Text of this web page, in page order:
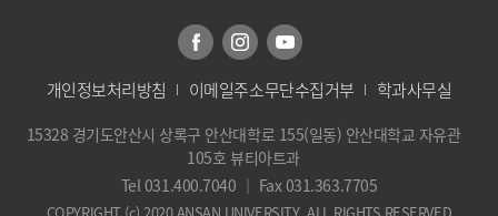
개인정보처리방침 이메일주소무단수집거부 학과사무실
15328 경기도안산시 상록구 안산대학로 155(일동) 안산대학교 자유관
105호 뷰티아트과
Tel 031.400.7040 ｜ Fax 031.363.7705